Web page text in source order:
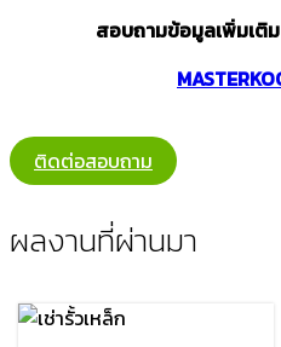
สอบถามข้อมูลเพิ่มเติม
ติดต่อสอบถาม
ผลงานที่ผ่านมา